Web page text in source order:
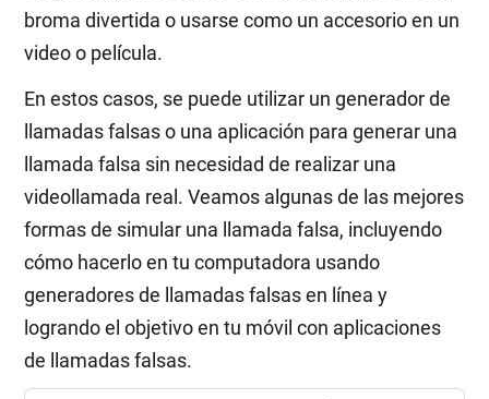
broma divertida o usarse como un accesorio en un
video o película.
En estos casos, se puede utilizar un generador de
llamadas falsas o una aplicación para generar una
llamada falsa sin necesidad de realizar una
videollamada real. Veamos algunas de las mejores
formas de simular una llamada falsa, incluyendo
cómo hacerlo en tu computadora usando
generadores de llamadas falsas en línea y
logrando el objetivo en tu móvil con aplicaciones
de llamadas falsas.